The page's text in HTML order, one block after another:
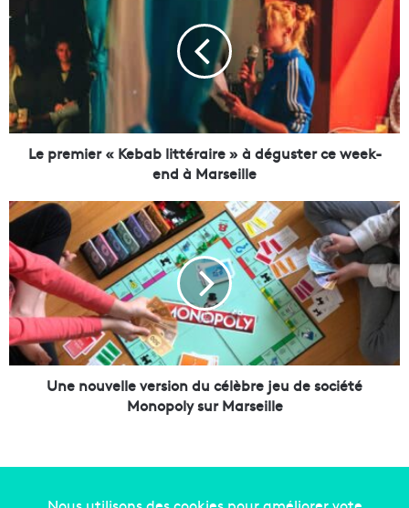
p
e
m
i
e
r
e
b
a
b
l
i
t
t
é
Le premier « Kebab littéraire » à déguster ce week-
end à Marseille
U
n
e
n
o
u
v
e
l
Une nouvelle version du célèbre jeu de société
Monopoly sur Marseille